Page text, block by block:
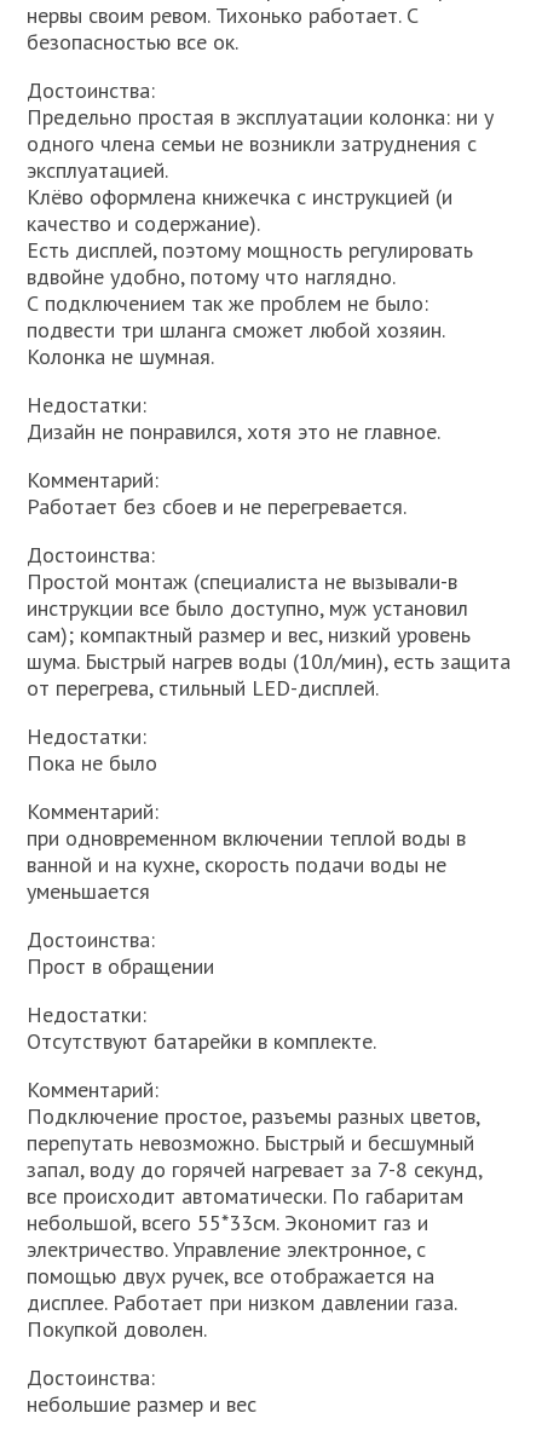
нервы своим ревом. Тихонько работает. С
безопасностью все ок.
Достоинства:
Предельно простая в эксплуатации колонка: ни у
одного члена семьи не возникли затруднения с
эксплуатацией.
Клёво оформлена книжечка с инструкцией (и
качество и содержание).
Есть дисплей, поэтому мощность регулировать
вдвойне удобно, потому что наглядно.
С подключением так же проблем не было:
подвести три шланга сможет любой хозяин.
Колонка не шумная.
Недостатки:
Дизайн не понравился, хотя это не главное.
Комментарий:
Работает без сбоев и не перегревается.
Достоинства:
Простой монтаж (специалиста не вызывали-в
инструкции все было доступно, муж установил
сам); компактный размер и вес, низкий уровень
шума. Быстрый нагрев воды (10л/мин), есть защита
от перегрева, стильный LED-дисплей.
Недостатки:
Пока не было
Комментарий:
при одновременном включении теплой воды в
ванной и на кухне, скорость подачи воды не
уменьшается
Достоинства:
Прост в обращении
Недостатки:
Отсутствуют батарейки в комплекте.
Комментарий:
Подключение простое, разъемы разных цветов,
перепутать невозможно. Быстрый и бесшумный
запал, воду до горячей нагревает за 7-8 секунд,
все происходит автоматически. По габаритам
небольшой, всего 55*33см. Экономит газ и
электричество. Управление электронное, с
помощью двух ручек, все отображается на
дисплее. Работает при низком давлении газа.
Покупкой доволен.
Достоинства:
небольшие размер и вес